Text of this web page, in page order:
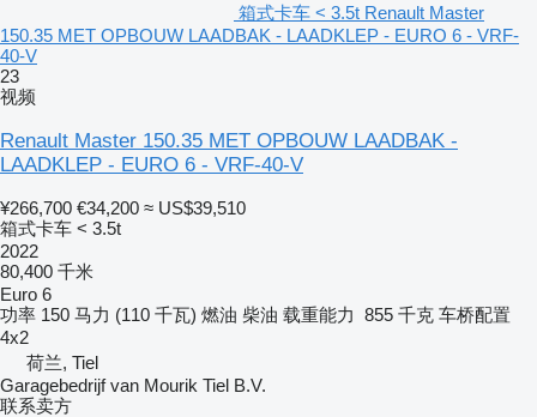
箱式卡车 < 3.5t Renault Master
150.35 MET OPBOUW LAADBAK - LAADKLEP - EURO 6 - VRF-
40-V
23
视频
Renault Master 150.35 MET OPBOUW LAADBAK -
LAADKLEP - EURO 6 - VRF-40-V
¥266,700 €34,200 ≈ US$39,510
箱式卡车 < 3.5t
2022
80,400 千米
Euro 6
功率 150 马力 (110 千瓦) 燃油 柴油 载重能力 855 千克 车桥配置
4x2
荷兰, Tiel
Garagebedrijf van Mourik Tiel B.V.
联系卖方